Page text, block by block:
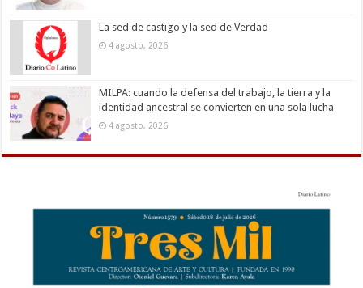
La sed de castigo y la sed de Verdad
4 agosto, 2026
MILPA: cuando la defensa del trabajo, la tierra y la
identidad ancestral se convierten en una sola lucha
4 agosto, 2026